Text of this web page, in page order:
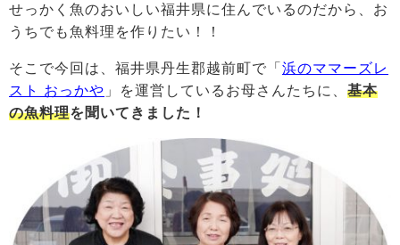
せっかく魚のおいしい福井県に住んでいるのだから、お
うちでも魚料理を作りたい！！
そこで今回は、福井県丹生郡越前町で「 浜のママーズレ
スト おっかや 」を運営しているお母さんたちに、 基本
の魚料理を聞いてきました！